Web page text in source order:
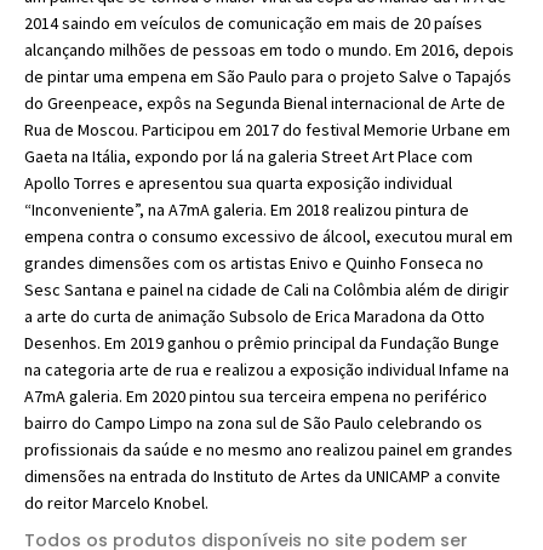
2014 saindo em veículos de comunicação em mais de 20 países
alcançando milhões de pessoas em todo o mundo. Em 2016, depois
de pintar uma empena em São Paulo para o projeto Salve o Tapajós
do Greenpeace, expôs na Segunda Bienal internacional de Arte de
Rua de Moscou. Participou em 2017 do festival Memorie Urbane em
Gaeta na Itália, expondo por lá na galeria Street Art Place com
Apollo Torres e apresentou sua quarta exposição individual
“Inconveniente”, na A7mA galeria. Em 2018 realizou pintura de
empena contra o consumo excessivo de álcool, executou mural em
grandes dimensões com os artistas Enivo e Quinho Fonseca no
Sesc Santana e painel na cidade de Cali na Colômbia além de dirigir
a arte do curta de animação Subsolo de Erica Maradona da Otto
Desenhos. Em 2019 ganhou o prêmio principal da Fundação Bunge
na categoria arte de rua e realizou a exposição individual Infame na
A7mA galeria. Em 2020 pintou sua terceira empena no periférico
bairro do Campo Limpo na zona sul de São Paulo celebrando os
profissionais da saúde e no mesmo ano realizou painel em grandes
dimensões na entrada do Instituto de Artes da UNICAMP a convite
do reitor Marcelo Knobel.
Todos os produtos disponíveis no site podem ser